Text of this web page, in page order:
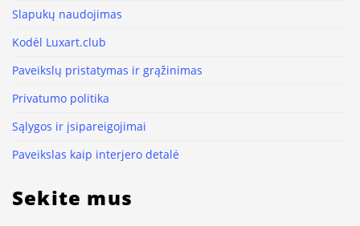
Slapukų naudojimas
Kodėl Luxart.club
Paveikslų pristatymas ir grąžinimas
Privatumo politika
Sąlygos ir įsipareigojimai
Paveikslas kaip interjero detalė
Sekite mus